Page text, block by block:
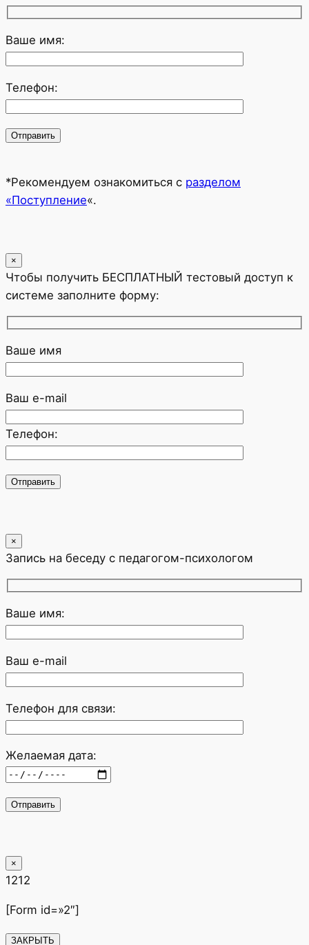
Ваше имя:
Телефон:
*Рекомендуем ознакомиться с разделом
«Поступление«.
×
Чтобы получить БЕСПЛАТНЫЙ тестовый доступ к
системе заполните форму:
Ваше имя
Ваш e-mail
Телефон:
×
Запись на беседу с педагогом-психологом
Ваше имя:
Ваш e-mail
Телефон для связи:
Желаемая дата:
×
1212
[Form id=»2″]
ЗАКРЫТЬ